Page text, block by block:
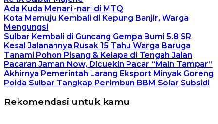
Ada Kuda Menari -nari di MTQ
Kota Mamuju Kembali di Kepung Banjir, Warga
Mengungsi
Sulbar Kembali di Guncang Gempa Bumi 5.8 SR
Kesal Jalanannya Rusak 15 Tahu Warga Baruga
Tanami Pohon Pisang & Kelapa di Tengah Jalan
Pacaran Jaman Now, Dicuekin Pacar “Main Tampar”
Akhirnya Pemerintah Larang Eksport Minyak Goreng
Polda Sulbar Tangkap Penimbun BBM Solar Subsidi
Rekomendasi untuk kamu